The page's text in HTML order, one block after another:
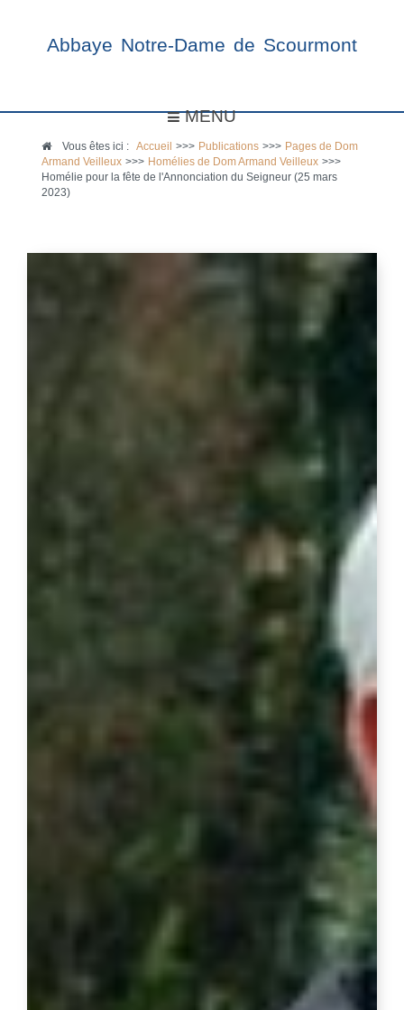
Abbaye Notre-Dame de Scourmont
MENU
Vous êtes ici :Accueil >>> Publications >>> Pages de Dom
Armand Veilleux >>> Homélies de Dom Armand Veilleux >>>
Homélie pour la fête de l'Annonciation du Seigneur (25 mars
2023)